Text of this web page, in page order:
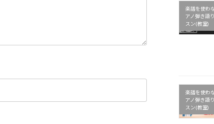
楽譜を使わ
アノ弾き語
スン(教室)
楽譜を使わ
アノ弾き語
スン(教室)